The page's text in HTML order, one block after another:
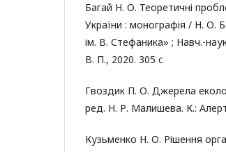
Багай Н. О. Теоретичні
України : монографія / Н. О.
ім. В. Стефаника» ; Навч.-
В. П., 2020. 305 с
Гвоздик П. О. Джерела
ред. Н. Р. Малишева. К.:
Кузьменко Н. О. Рішення